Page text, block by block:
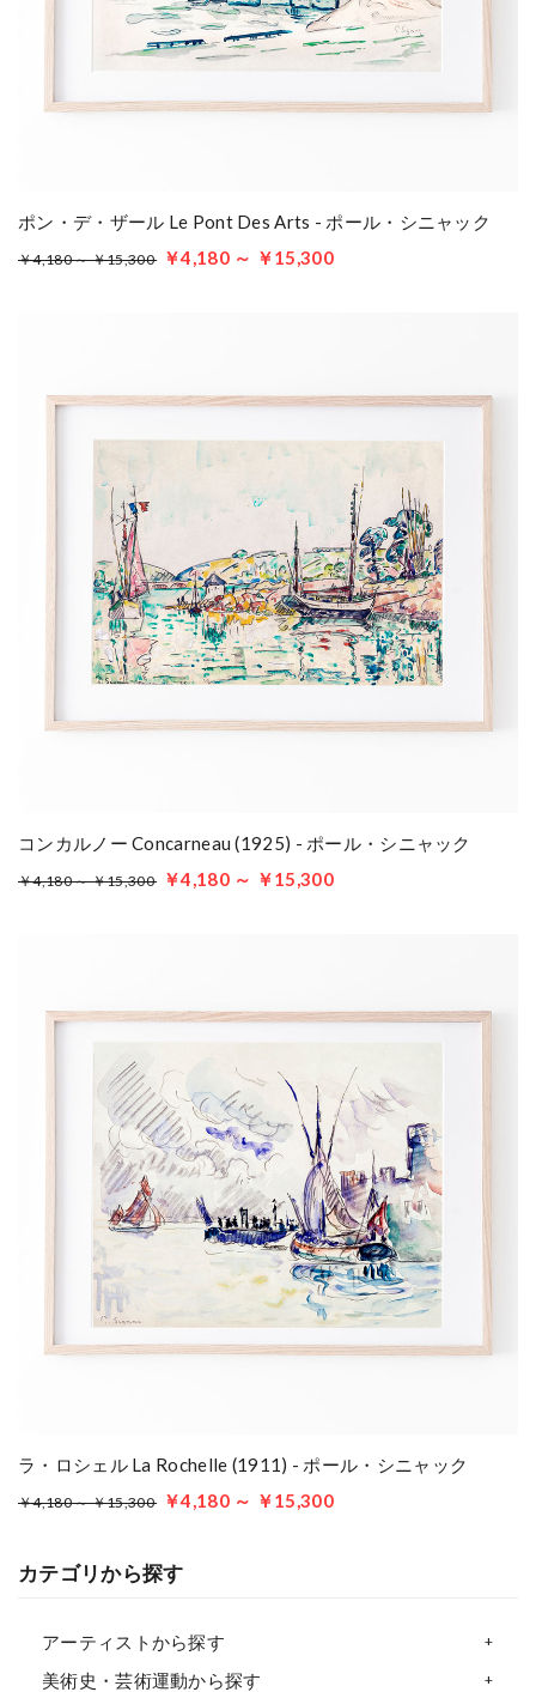
カテゴリから探す
アーティストから探す
美術史・芸術運動から探す
ポン・デ・ザール Le Pont Des Arts - ポール・シニャック
￥4,180 ～ ￥15,300 ￥4,180 ～ ￥15,300
コンカルノー Concarneau (1925) - ポール・シニャック
￥4,180 ～ ￥15,300 ￥4,180 ～ ￥15,300
ラ・ロシェル La Rochelle (1911) - ポール・シニャック
￥4,180 ～ ￥15,300 ￥4,180 ～ ￥15,300